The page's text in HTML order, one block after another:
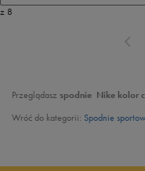
z 8
Przeglądasz spodnie Nike kolor
Wróć do kategorii: Spodnie